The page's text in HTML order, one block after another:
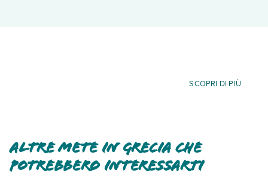
SCOPRI DI PIÙ
altre mete in Grecia che
potrebbero interessarti